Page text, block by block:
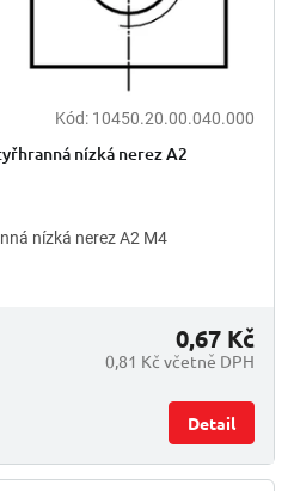
Kód: 10450.20.00.040.000
nízká nerez A2
nízká nerez A2 M4
0,81 Kč včetně DPH
0,67 Kč
Detail